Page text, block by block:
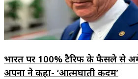
भारत पर 100% टैरिफ के फैसले से
अपनों ने कहा- ‘आत्मघाती कदम’